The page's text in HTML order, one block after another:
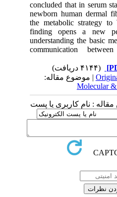
concluded that in serum
newborn human dermal
the metabolic strategy
finding opens a new
understanding the basic
communication
| موضوع مقاله:
Molecular
: نام کاربری یا پست